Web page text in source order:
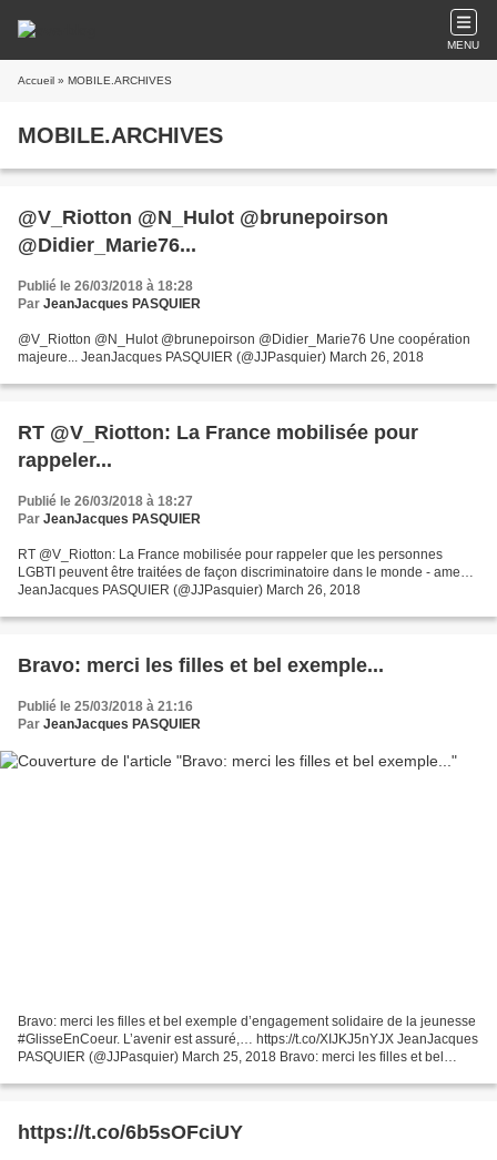
MENU
Accueil » MOBILE.ARCHIVES
MOBILE.ARCHIVES
@V_Riotton @N_Hulot @brunepoirson
@Didier_Marie76...
Publié le 26/03/2018 à 18:28
Par JeanJacques PASQUIER
@V_Riotton @N_Hulot @brunepoirson @Didier_Marie76 Une coopération
majeure... JeanJacques PASQUIER (@JJPasquier) March 26, 2018
RT @V_Riotton: La France mobilisée pour
rappeler...
Publié le 26/03/2018 à 18:27
Par JeanJacques PASQUIER
RT @V_Riotton: La France mobilisée pour rappeler que les personnes
LGBTI peuvent être traitées de façon discriminatoire dans le monde - ame…
JeanJacques PASQUIER (@JJPasquier) March 26, 2018
Bravo: merci les filles et bel exemple...
Publié le 25/03/2018 à 21:16
Par JeanJacques PASQUIER
Bravo: merci les filles et bel exemple d’engagement solidaire de la jeunesse
#GlisseEnCoeur. L’avenir est assuré,… https://t.co/XIJKJ5nYJX JeanJacques
PASQUIER (@JJPasquier) March 25, 2018 Bravo: merci les filles et bel
https://t.co/6b5sOFciUY